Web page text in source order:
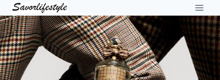
Skip
to
content